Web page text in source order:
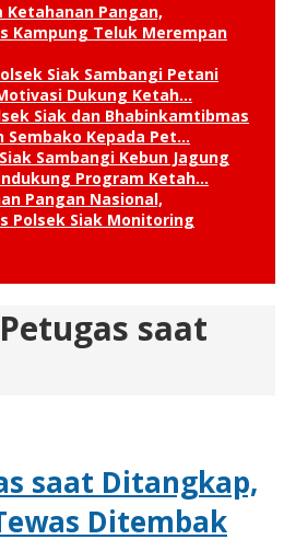
Ketahanan Pangan,
Kampung Teluk Merempan
Siak Sambangi Petani
Dukung Ketah…
Siak dan Bhabinkamtibmas
Sembako Kepada Pet…
Sambangi Kebun Jagung
Program Ketah…
Pangan Nasional,
Polsek Siak Monitoring
saat
saat Ditangkap,
Ditembak